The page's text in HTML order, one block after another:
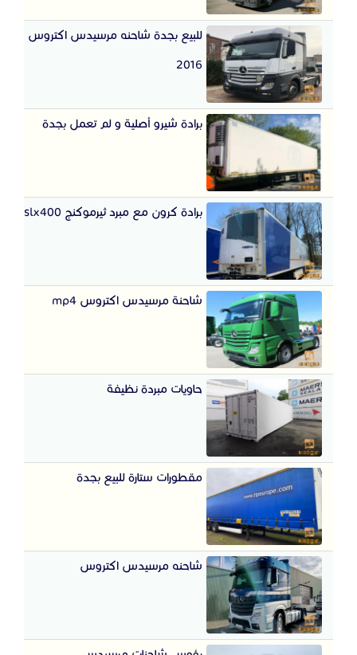
للبيع بجدة شاحنه مرسيدس اكتروس
2016
برادة شيرو أصلية و لم تعمل بجدة
برادة كرون مع مبرد ثيرموكنج slx400
شاحنة مرسيدس اكتروس mp4
حاويات مبردة نظيفة
مقطورات ستارة للبيع بجدة
شاحنه مرسيدس اكتروس